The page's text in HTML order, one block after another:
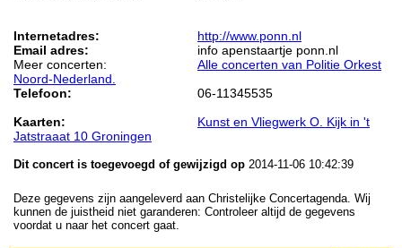
Internetadres:
http://www.ponn.nl
Email adres:
info apenstaartje ponn.nl
Meer concerten:
Alle concerten van Politie Orkest
Noord-Nederland.
Telefoon:
06-11345535
Kaarten:
Kunst en Vliegwerk O. Kijk in 't
Jatstraaat 10 Groningen
Dit concert is toegevoegd of gewijzigd op 2014-11-06 10:42:39
Deze gegevens zijn aangeleverd aan Christelijke Concertagenda. Wij
kunnen de juistheid niet garanderen: Controleer altijd de gegevens
voordat u naar het concert gaat.